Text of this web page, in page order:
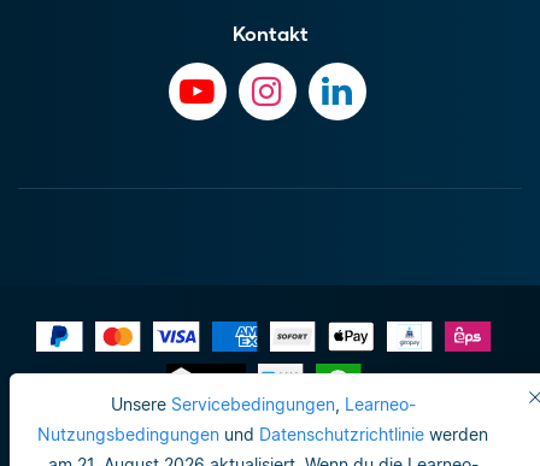
Unsere Servicebedingungen, Learneo-
Nutzungsbedingungen und Datenschutzrichtlinie werden
Kontakt
Impressum